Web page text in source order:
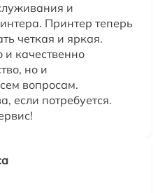
и
Принтер теперь
четкая и яркая.
и качественно
но и
вопросам.
если потребуется.